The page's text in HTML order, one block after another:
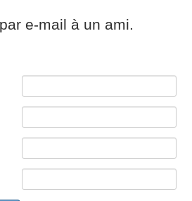
e-mail à un ami.